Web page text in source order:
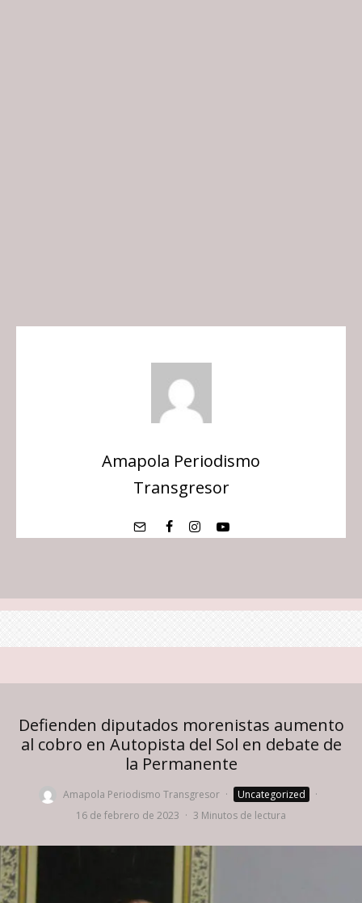
Amapola Periodismo
Transgresor
Defienden diputados morenistas aumento
al cobro en Autopista del Sol en debate de
la Permanente
Amapola Periodismo Transgresor · Uncategorized
·
16 de febrero de 2023 · 3 Minutos de lectura